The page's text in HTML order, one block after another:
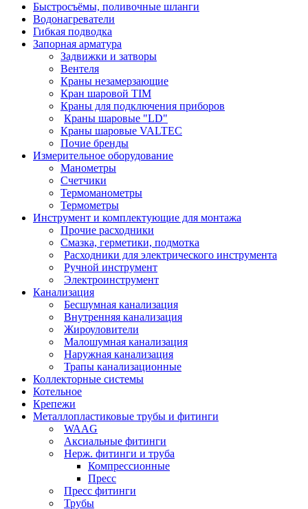
Быстросъёмы, поливочные шланги
Водонагреватели
Гибкая подводка
Запорная арматура
Задвижки и затворы
Вентеля
Краны незамерзающие
Кран шаровой TIM
Краны для подключения приборов
Краны шаровые "LD"
Краны шаровые VALTEC
Почие бренды
Измерительное оборудование
Манометры
Счетчики
Термоманометры
Термометры
Инструмент и комплектующие для монтажа
Прочие расходники
Смазка, герметики, подмотка
Расходники для электрического инструмента
Ручной инструмент
Электроинструмент
Канализация
Бесшумная канализация
Внутренняя канализация
Жироуловители
Малошумная канализация
Наружная канализация
Трапы канализационные
Коллекторные системы
Котельное
Крепежи
Металлопластиковые трубы и фитинги
WAAG
Аксиальные фитинги
Нерж. фитинги и труба
Компрессионные
Пресс
Пресс фитинги
Трубы